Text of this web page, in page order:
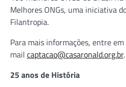
Melhores ONGs, uma iniciativa
Filantropia.
Para mais informações, entre
mail captacao@casaronald.org.br.
25 anos de História